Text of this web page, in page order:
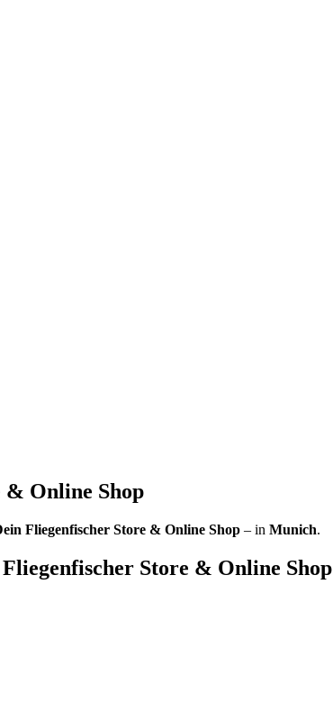
& Online Shop
Fliegenfischer Store & Online Shop – in Munich.
Store & Online Shop